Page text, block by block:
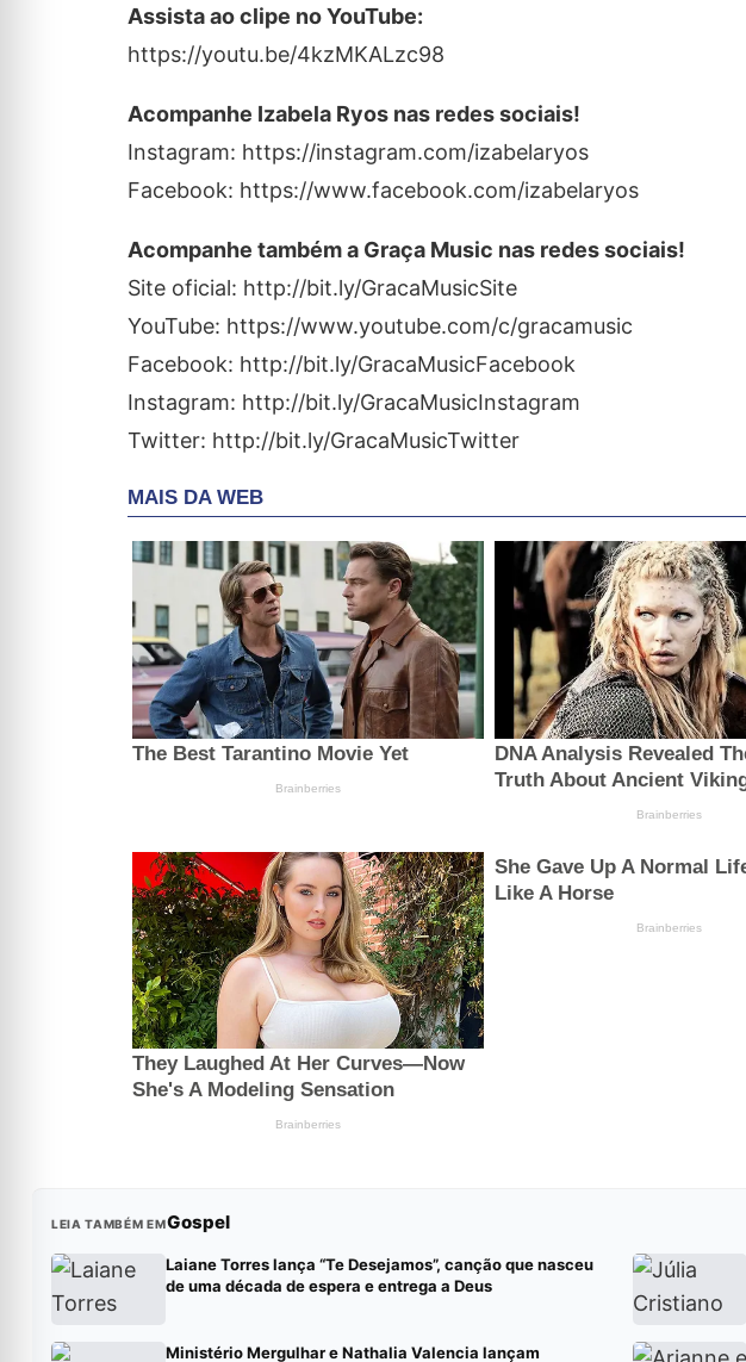
Assista ao clipe no YouTube:
https://youtu.be/4kzMKALzc98
Acompanhe Izabela Ryos nas redes sociais!
Instagram: https://instagram.com/izabelaryos
Facebook: https://www.facebook.com/izabelaryos
Acompanhe também a Graça Music nas redes sociais!
Site oficial: http://bit.ly/GracaMusicSite
YouTube: https://www.youtube.com/c/gracamusic
Facebook: http://bit.ly/GracaMusicFacebook
Instagram: http://bit.ly/GracaMusicInstagram
Twitter: http://bit.ly/GracaMusicTwitter
LEIA TAMBÉM EMGospel
Laiane Torres lança “Te Desejamos”, canção que nasceu
de uma década de espera e entrega a Deus
Ministério Mergulhar e Nathalia Valencia lançam